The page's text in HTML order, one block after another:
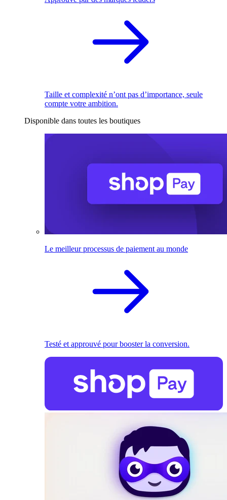
Taille et complexité n’ont pas d’importance, seule
compte votre ambition.
Disponible dans toutes les boutiques
Le meilleur processus de paiement au monde
Testé et approuvé pour booster la conversion.